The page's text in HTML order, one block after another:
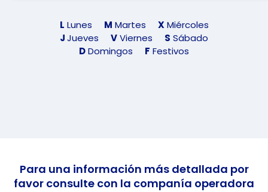
L Lunes M Martes XMiércoles
JJueves VViernes S Sábado
DDomingos F Festivos
Para una información más detallada por
favor consulte con la companía operadora